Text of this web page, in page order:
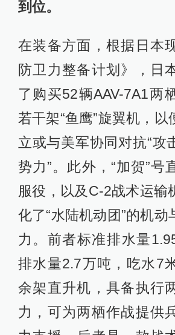
到位。
在装备方面，根据日本
防卫力整备计划》，日
了购买52辆AAV-7A1两
若干架“鱼鹰”旋翼机，以
立或与美军协同对抗“攻
势力”。此外，“加贺”号
服役，以及C-2战术运输
化了“水陆机动团”的机动
力。前者标准排水量
排水量2.7万吨，吃水7
余架直升机，具备执行
力，可为两栖作战提供